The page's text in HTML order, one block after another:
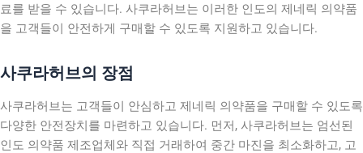
료를 받을 수 있습니다. 사쿠라허브는 이러한 인도의 제네릭 의약품
을 고객들이 안전하게 구매할 수 있도록 지원하고 있습니다.
사쿠라허브의 장점
사쿠라허브는 고객들이 안심하고 제네릭 의약품을 구매할 수 있도록
다양한 안전장치를 마련하고 있습니다. 먼저, 사쿠라허브는 엄선된
인도 의약품 제조업체와 직접 거래하여 중간 마진을 최소화하고, 고